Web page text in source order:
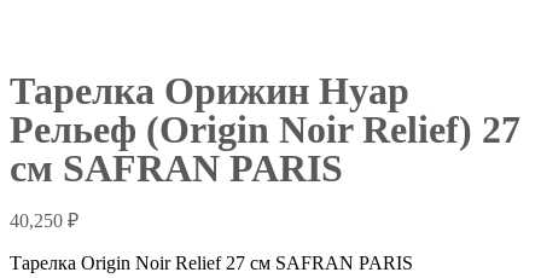
Тарелка Орижин Нуар
Рельеф (Origin Noir Relief) 27
см SAFRAN PARIS
40,250 ₽
Тарелка Origin Noir Relief 27 см SAFRAN PARIS